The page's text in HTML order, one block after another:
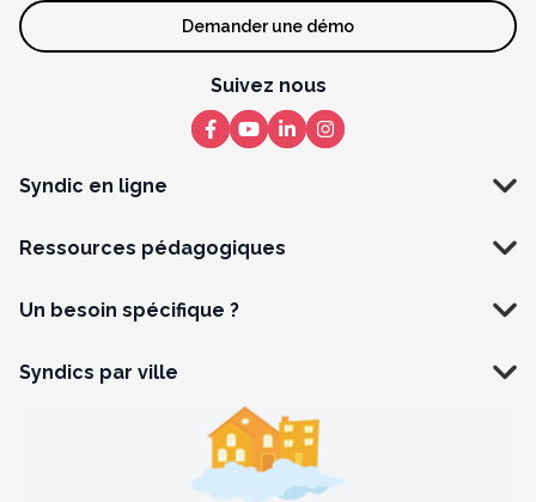
Syndic en ligne
Ressources pédagogiques
Un besoin spécifique ?
Demander une démo
Suivez nous
Syndics par ville